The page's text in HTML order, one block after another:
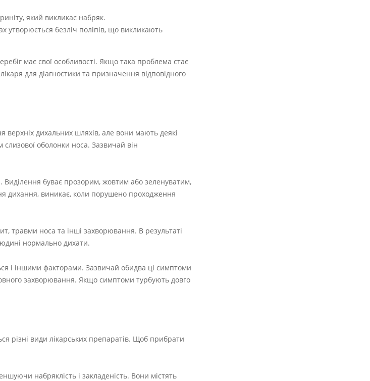
який викликає набряк.
утворюється безліч поліпів, що викликають
має свої особливості. Якщо така проблема стає
для діагностики та призначення відповідного
верхніх дихальних шляхів, але вони мають деякі
слизової оболонки носа. Зазвичай він
Виділення буває прозорим, жовтим або зеленуватим,
дихання, виникає, коли порушено проходження
травми носа та інші захворювання. В результаті
нормально дихати.
і іншими факторами. Зазвичай обидва ці симптоми
захворювання. Якщо симптоми турбують довго
різні види лікарських препаратів. Щоб прибрати
набряклість і закладеність. Вони містять